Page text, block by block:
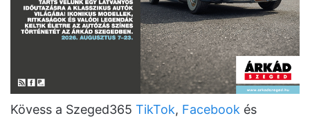
Kövess a Szeged365 TikTok, Facebook és